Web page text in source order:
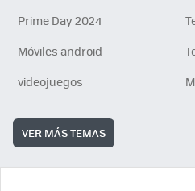
Prime Day 2024
Móviles android
videojuegos
VER MÁS TEMAS